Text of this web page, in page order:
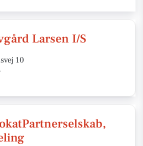
Larsen I/S
10